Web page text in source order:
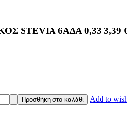
STEVIA 6ΑΔΑ 0,33 3,39
Προσθήκη στο καλάθι Add to